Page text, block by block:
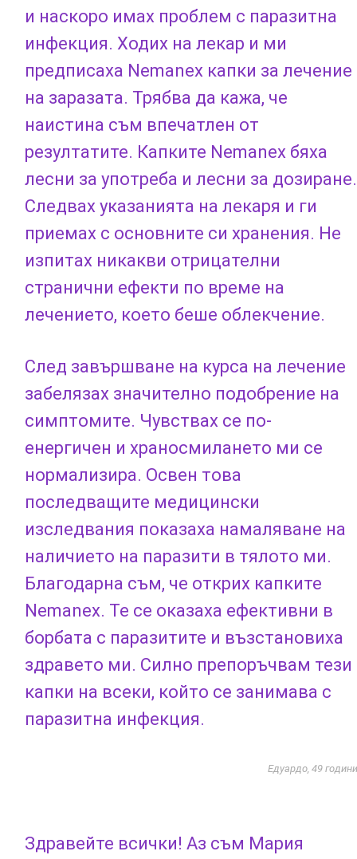
и наскоро имах проблем с паразитна
инфекция. Ходих на лекар и ми
предписаха Nemanex капки за лечение
на заразата. Трябва да кажа, че
наистина съм впечатлен от
резултатите. Капките Nemanex бяха
лесни за употреба и лесни за дозиране.
Следвах указанията на лекаря и ги
приемах с основните си хранения. Не
изпитах никакви отрицателни
странични ефекти по време на
лечението, което беше облекчение.
След завършване на курса на лечение
забелязах значително подобрение на
симптомите. Чувствах се по-
енергичен и храносмилането ми се
нормализира. Освен това
последващите медицински
изследвания показаха намаляване на
наличието на паразити в тялото ми.
Благодарна съм, че открих капките
Nemanex. Те се оказаха ефективни в
борбата с паразитите и възстановиха
здравето ми. Силно препоръчвам тези
капки на всеки, който се занимава с
паразитна инфекция.
Едуардо, 49 години
Здравейте всички! Аз съм Мария